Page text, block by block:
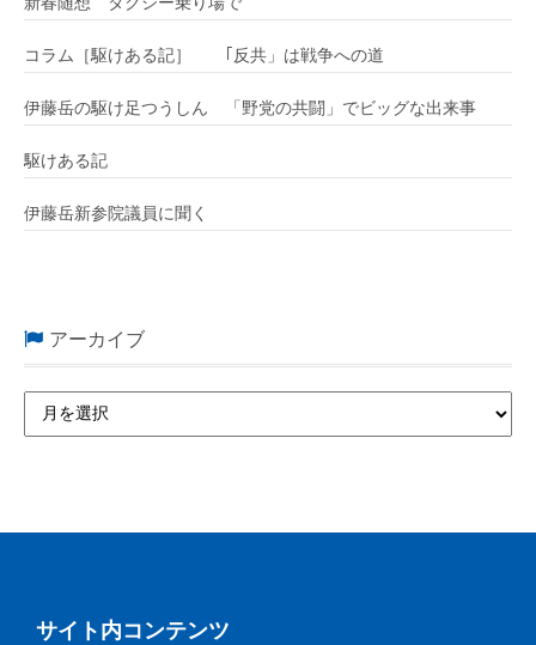
コラム［駆けある記］ ｢反共」は戦争への道
伊藤岳の駆け足つうしん 「野党の共闘」でビッグな出来事
駆けある記
伊藤岳新参院議員に聞く
アーカイブ
サイト内コンテンツ